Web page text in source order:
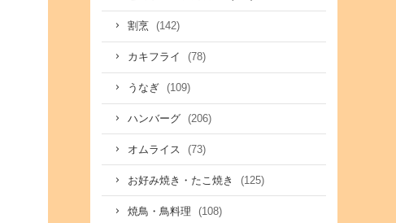
割烹 (142)
カキフライ (78)
うなぎ (109)
ハンバーグ (206)
オムライス (73)
お好み焼き・たこ焼き (125)
焼鳥・鳥料理 (108)